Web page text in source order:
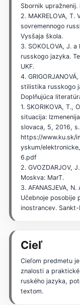
Sbornik
2. MAKRELOVA,
sovremennogo
Vysšaja škola.
3. SOKOLOVA, J.
russkogo jazyka.
UKF.
4.
stilistika russkogo
Doplňujúca
1. SKORIKOVA, T.,
situacija:
slovaca, 5, 2016,
https://www.ku.sk/
yskum/
6.pdf
2. GVOZDARJOV,
Moskva: MarT.
3. AFANASJEVA,
Učebnoje posobije
inostrancev.
Cieľ
Cieľom predmetu
znalosti a
ruského jazyka,
textom.